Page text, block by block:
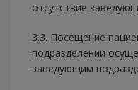
отсутствие
3.3. Посещение
подразделении
заведующим